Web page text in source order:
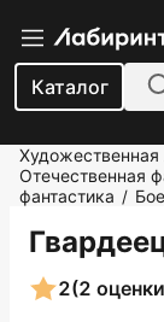
Каталог
Художественная
Отечественная
фантастика /
2(2